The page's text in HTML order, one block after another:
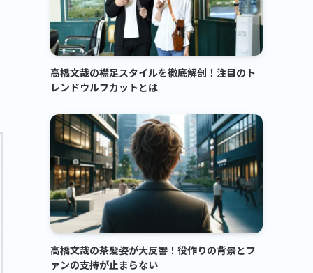
高橋文哉の襟足スタイルを徹底解剖！注目のト
レンドウルフカットとは
高橋文哉の茶髪姿が大反響！役作りの背景とフ
ァンの支持が止まらない